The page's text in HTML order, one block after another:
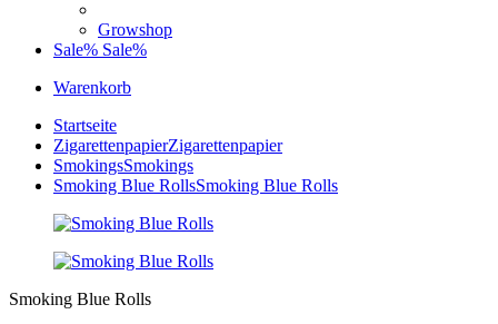
Growshop
Sale% Sale%
Warenkorb
Startseite
ZigarettenpapierZigarettenpapier
SmokingsSmokings
Smoking Blue RollsSmoking Blue Rolls
Smoking Blue Rolls